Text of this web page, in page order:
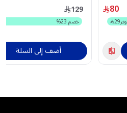
80
وفر29
129
خصم 23
%
أضف إلى السلة